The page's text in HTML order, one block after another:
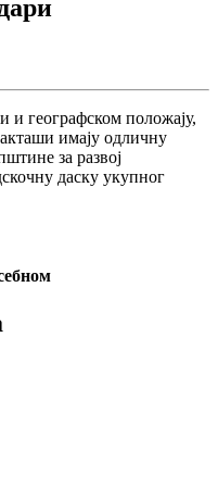
и географском положају,
имају одличну
за развој
даску укупног